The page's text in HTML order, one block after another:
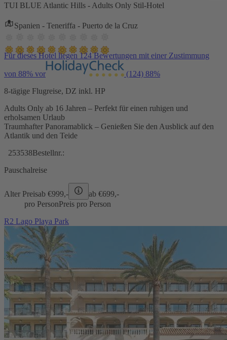
TUI BLUE Atlantic Hills - Adults Only Stil-Hotel
Spanien - Teneriffa - Puerto de la Cruz
Für dieses Hotel liegen 124 Bewertungen mit einer Zustimmung
von 88% vor (124) 88%
8-tägige Flugreise, DZ inkl. HP
Adults Only ab 16 Jahren – Perfekt für einen ruhigen und
erholsamen Urlaub
Traumhafter Panoramablick – Genießen Sie den Ausblick auf den
Atlantik und den Teide
253538Bestellnr.:
Pauschalreise
Alter Preisab €999,- ab €699,-
pro PersonPreis pro Person
R2 Lago Playa Park